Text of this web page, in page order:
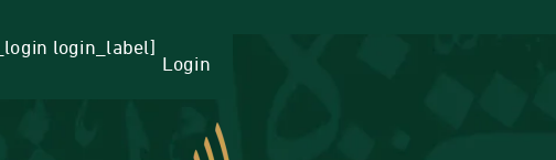
Login